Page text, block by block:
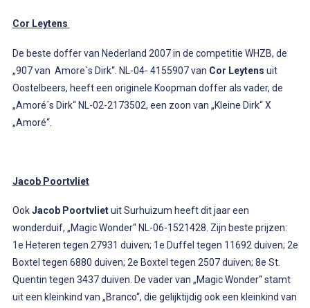
Cor Leytens
De beste doffer van Nederland 2007 in de competitie WHZB, de
„907 van Amore`s Dirk“. NL-04- 4155907 van Cor Leytens uit
Oostelbeers, heeft een originele Koopman doffer als vader, de
„Amoré´s Dirk“ NL-02-2173502, een zoon van „Kleine Dirk“ X
„Amoré“.
Jacob Poortvliet
OokJacob Poortvlietuit Surhuizum heeft dit jaar een
wonderduif, „Magic Wonder“ NL-06-1521428. Zijn beste prijzen:
1e Heteren tegen 27931 duiven; 1e Duffel tegen 11692 duiven; 2e
Boxtel tegen 6880 duiven; 2e Boxtel tegen 2507 duiven; 8e St.
Quentin tegen 3437 duiven. De vader van „Magic Wonder“ stamt
uit een kleinkind van „Branco“, die gelijktijdig ook een kleinkind van